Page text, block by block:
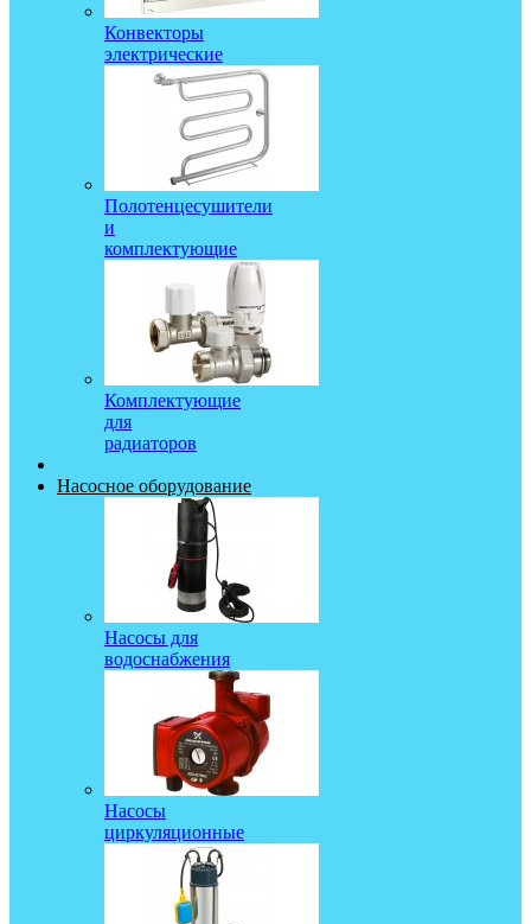
Конвекторы
электрические
Полотенцесушители
и
комплектующие
Комплектующие
для
радиаторов
Насосное оборудование
Насосы для
водоснабжения
Насосы
циркуляционные